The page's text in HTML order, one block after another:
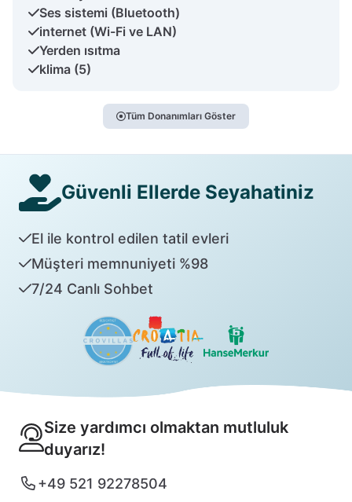
Ses sistemi (Bluetooth)
internet (Wi-Fi ve LAN)
Yerden ısıtma
klima (5)
Tüm Donanımları Göster
Güvenli Ellerde Seyahatiniz
El ile kontrol edilen tatil evleri
Müşteri memnuniyeti %98
7/24 Canlı Sohbet
Size yardımcı olmaktan mutluluk
duyarız!
+49 521 92278504